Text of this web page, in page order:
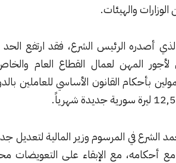
الشرع، فقد ارتفع الحد الأدنى العام
لعمال القطاع العام والخاص والتعاوني
والمشترك غير المشمولين بأحكام القانون الأساسي للعاملين بالدولة رقم 50
وزير المالية لتعديل جداول الرواتب
مع الإبقاء على التعويضات محسوبة على